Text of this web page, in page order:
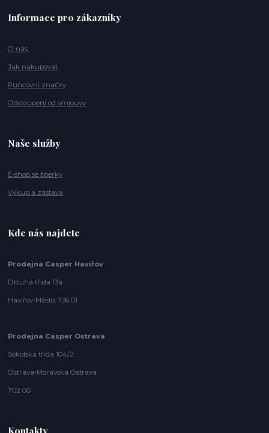
Informace pro zákazníky
O nás
Jak nakupovat
Puncovní značky
Odstoupení od smlouvy
Naše služby
E-shop se šperky
Výkup a zástava
Kde nás najdete
Prodejna Casper Havířov
Dlouhá třída 13a
Havířov-Město, 736 01
Prodejna Casper Ostrava
Sokolská třída 104/2
Ostrava-Moravská Ostrava
702 00
Kontakty